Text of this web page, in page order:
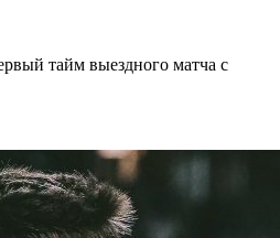
тайм выездного матча с